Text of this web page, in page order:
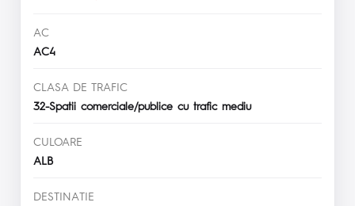
AC
AC4
CLASA DE TRAFIC
32-Spatii comerciale/publice cu trafic mediu
CULOARE
ALB
DESTINATIE